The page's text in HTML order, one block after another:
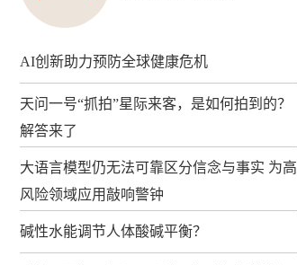
AI创新助力预防全球健康危机
天问一号“抓拍”星际来客，是如何拍到的？
解答来了
大语言模型仍无法可靠区分信念与事实 为高
风险领域应用敲响警钟
碱性水能调节人体酸碱平衡？